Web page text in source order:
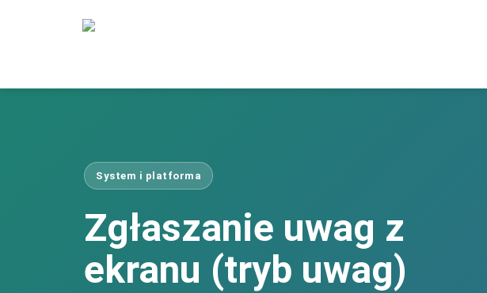
System i platforma
Zgłaszanie uwag z
ekranu (tryb uwag)